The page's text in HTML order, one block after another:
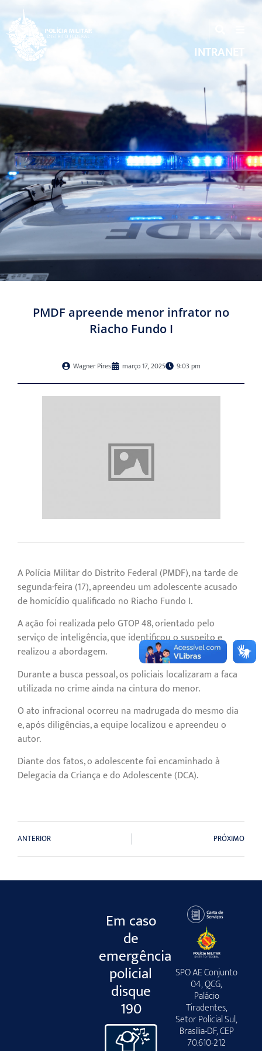
INTRANET
PMDF apreende menor infrator no
Riacho Fundo I
Wagner Pires março 17, 2025 9:03 pm
A Polícia Militar do Distrito Federal (PMDF), na tarde de
segunda-feira (17), apreendeu um adolescente acusado
de homicídio qualificado no Riacho Fundo I.
A ação foi realizada pelo GTOP 48, orientado pelo
serviço de inteligência, que identificou o suspeito e
realizou a abordagem.
Durante a busca pessoal, os policiais localizaram a faca
utilizada no crime ainda na cintura do menor.
O ato infracional ocorreu na madrugada do mesmo dia
e, após diligências, a equipe localizou e apreendeu o
autor.
Diante dos fatos, o adolescente foi encaminhado à
Delegacia da Criança e do Adolescente (DCA).
ANTERIOR PRÓXIMO
Em caso
de
emergência
policial
disque
190
SPO AE Conjunto
04, QCG,
Palácio
Tiradentes,
Setor Policial Sul,
Brasília-DF, CEP
70.610-212